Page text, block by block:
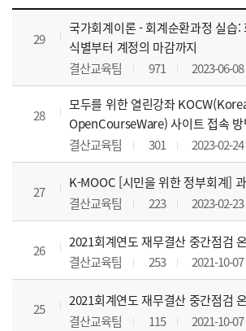
사이버교육영상 목록 으로 번호, 제목, 작성자, 조회수, 등록 일, 첨부파일로 나열 되고 있습니다.
29
국가회계이론 - 회계순환과정 실습:
식별부터 계정의 마감까지
결산교육팀
971 2023-06-08
28
모두를 위한 열린강좌
OpenCourseWare) 사이트 접속 방
결산교육팀
301 2023-02-24
27
K-MOOC [시민을 위한 정부회계]
결산교육팀
223 2023-02-23
26
2021회계연도 재무결산 중간점검
결산교육팀
253 2021-10-07
25
2021회계연도 재무결산 중간점검
결산교육팀
115 2021-10-07